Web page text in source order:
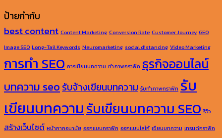
ผู้
ช่วย
ให้
AI
นำ
ใช้
เป็น
AEO
วิธี
ทำ
ข้อมูล
ให้
AI
นำ
ไป
บทความ
และ
วิธี
ใช้
ให้
ตรง
เขียน
แคป
สำห
ให้
ติด
เขียน
บทความ
ให้
ติด
SEO
ไม่
ยาก
ป้ายกำกับ
best content Content Marketing Conversion Rate Customer Journey GEO
Image SEO Long-Tail Keywords Neuromarketing social distancing Video Marketing
การทำ SEO การเขียนบทความ ทำภาพกราฟิก ธุรกิจออนไลน์
บทความ seoรับจ้างเขียนบทความ รับทำภาพกราฟิก รับ
เขียนบทความรับเขียนบทความ SEO รีวิว
สร้างเว็บไซต์ หน้ากากอนามัย ออกแบบกราฟิก ออกแบบโลโก้ เขียนบทความ เทรนด์กราฟิก